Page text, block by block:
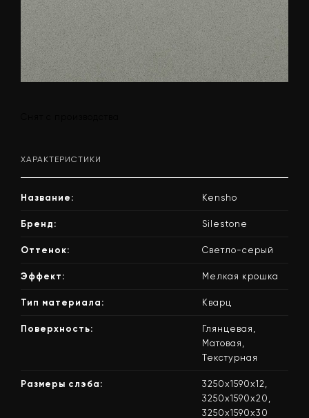
ХАРАКТЕРИСТИКИ
Название: Kensho
Бренд: Silestone
Оттенок: Светло-серый
Эффект: Мелкая крошка
Тип материала: Кварц
Поверхность:
Глянцевая,
Матовая,
Текстурная
Размеры слэба:
3250х1590х12,
3250х1590х20,
3250х1590х30